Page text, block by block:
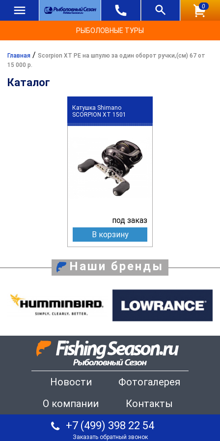
0
РЫБОЛОВНЫЕ ТУРЫ
Главная / Scorpion XT PE на шпулю за один оборот ручки,(см) 67 от
15 000 р.
Каталог
Катушка Shimano
SCORPION XT 1501
под заказ
В корзину
Наши бренды
Новости
Фотогалерея
О компании
Контакты
+7 (499) 398 22 54
Заказать обратный звонок